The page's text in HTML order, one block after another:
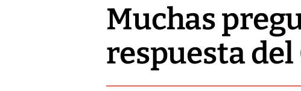
Muchas
respuesta del